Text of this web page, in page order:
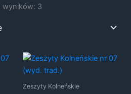
wyników: 3
Zeszyty Kolneńskie